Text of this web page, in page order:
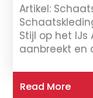
Artikel:
Stijl op het IJs
aanbreekt en
Read More